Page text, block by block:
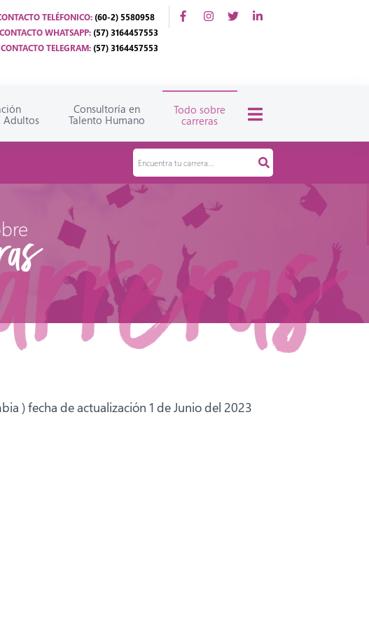
TELÉFONICO: (60-2) 5580958
CONTACTO WHATSAPP: (57) 3164457553
CONTACTO TELEGRAM: (57) 3164457553
Adultos
Consultoría en
Talento Humano
Todo sobre
carreras
) fecha de actualización 1 de Junio del 2023